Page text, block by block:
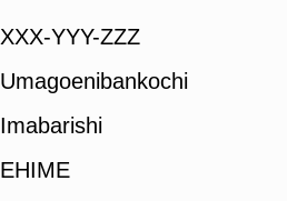
XXX-YYY-ZZZ
Umagoenibankochi
Imabarishi
EHIME